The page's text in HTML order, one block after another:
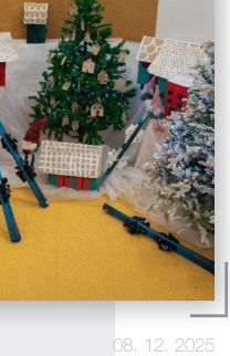
08. 12. 2025